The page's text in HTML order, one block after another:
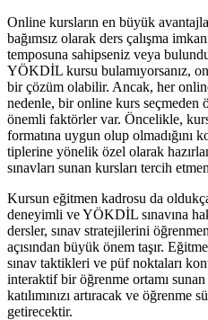
Online kursların en büyük
bağımsız olarak ders çalışma
temposuna sahipseniz veya
YÖKDİL kursu bulamıyorsanız,
bir çözüm olabilir. Ancak, her
nedenle, bir online kurs seçmeden
önemli faktörler var. Öncelikle,
formatına uygun olup olmadığını
tiplerine yönelik özel olarak
sınavları sunan kursları tercih
Kursun eğitmen kadrosu da
deneyimli ve YÖKDİL sınavına
dersler, sınav stratejilerini
açısından büyük önem taşır.
sınav taktikleri ve püf noktaları
interaktif bir öğrenme ortamı
katılımınızı artıracak ve öğrenme
getirecektir.